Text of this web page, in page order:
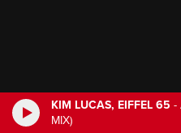
KIM LUCAS, EIFFEL 65 -
MIX)